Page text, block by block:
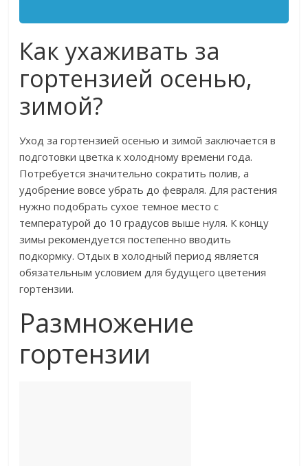
Как ухаживать за
гортензией осенью,
зимой?
Уход за гортензией осенью и зимой заключается в
подготовки цветка к холодному времени года.
Потребуется значительно сократить полив, а
удобрение вовсе убрать до февраля. Для растения
нужно подобрать сухое темное место с
температурой до 10 градусов выше нуля. К концу
зимы рекомендуется постепенно вводить
подкормку. Отдых в холодный период является
обязательным условием для будущего цветения
гортензии.
Размножение
гортензии